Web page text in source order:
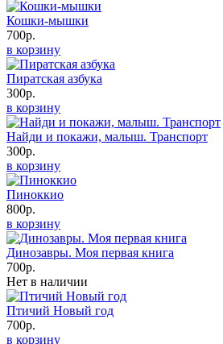
Кошки-мышки
700р.
в корзину
Пиратская азбука
300р.
в корзину
Найди и покажи, малыш. Транспорт
300р.
в корзину
Пиноккио
800р.
в корзину
Динозавры. Моя первая книга
700р.
Нет в наличии
Птичий Новый год
700р.
в корзину